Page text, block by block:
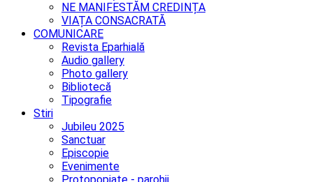
NE MANIFESTĂM CREDINȚA
VIAȚA CONSACRATĂ
COMUNICARE
Revista Eparhială
Audio gallery
Photo gallery
Bibliotecă
Tipografie
Stiri
Jubileu 2025
Sanctuar
Episcopie
Evenimente